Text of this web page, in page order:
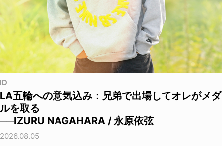
ID
LA五輪への意気込み：兄弟で出場してオレがメダ
ルを取る
──IZURU NAGAHARA / 永原依弦
2026.08.05